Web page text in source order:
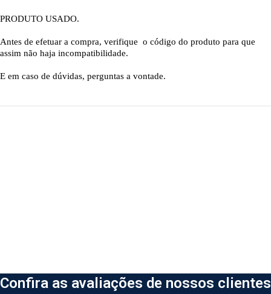
PRODUTO USADO.
Antes de efetuar a compra, verifique o código do produto para que
assim não haja incompatibilidade.
E em caso de dúvidas, perguntas a vontade.
Confira as avaliações de nossos clientes